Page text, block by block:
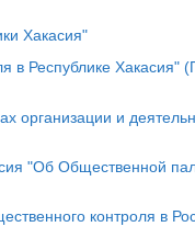
Хакасия"
в Республике Хакасия"
организации и
"Об Общественной
контроля в